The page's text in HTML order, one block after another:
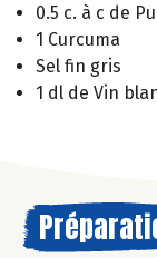
0.5 c. à c de
1 Curcuma
Sel fin gris
1 dl de Vin